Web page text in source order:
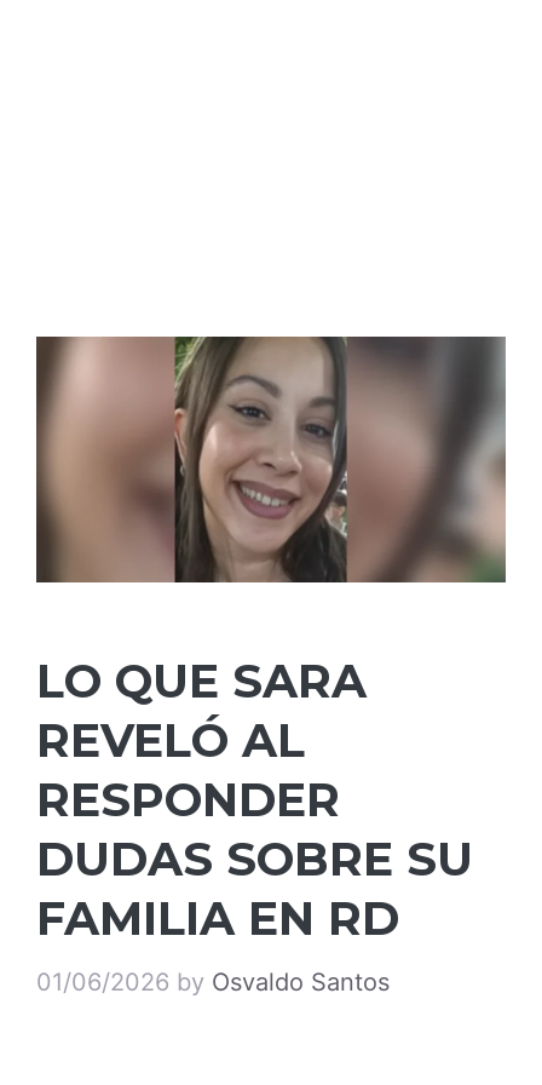
LO QUE SARA
REVELÓ AL
RESPONDER
DUDAS SOBRE SU
FAMILIA EN RD
01/06/2026 by Osvaldo Santos